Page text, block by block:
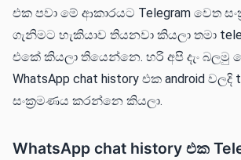
එක පවා මේ ආකාරයට Telegram වෙත
ගැනිමට හැකියාව තියනවා කියලා තමා
එකේ කියලා තියෙන්නෙ. හරි අපි දැං
WhatsApp chat history එක android වලදි
සංක්‍රමණය කරන්නෙ කියලා.
WhatsApp chat history එක